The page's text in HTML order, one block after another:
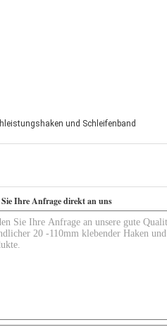
und Schleifenband
Sie Ihre Anfrage direkt an uns